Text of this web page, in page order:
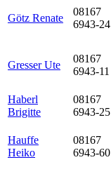
Götz Renate
08167
6943-24
Gresser Ute
08167
6943-11
Haberl
Brigitte
08167
6943-25
Hauffe
Heiko
08167
6943-60